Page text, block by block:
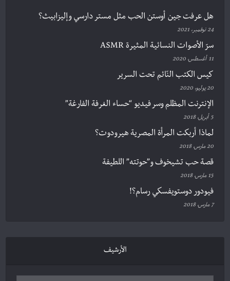
هل عرفت جين أوستن الحب مثل مستر دارسي وإليزابيث؟
24 نوفمبر، 2021
سرّ الأصوات النسائية المثيرة ASMR
11 أغسطس، 2020
كيس الكتب النّائم تحت السرير
20 يوليو، 2020
الإنترنت المظلم وسر فيديو “حساء الغرفة الفارغة”
5 أبريل، 2018
لماذا أربكت المرأة المصرية هيرودوت؟
20 مارس، 2018
قصة حب تشيخوف و”حوتته” اللطيفة
15 مارس، 2018
فيودور دوستويفسكي رسام؟!
7 مارس، 2018
الأرشيف